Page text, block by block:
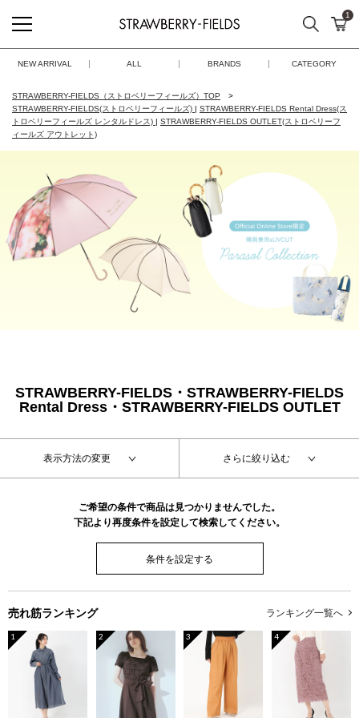
STRAWBERRY-FIELDS
検索 カ
1
NEW ARRIVAL ALL BRANDS CATEGORY
STRAWBERRY-FIELDS（ストロベリーフィールズ）TOP
STRAWBERRY-FIELDS(ストロベリーフィールズ) | STRAWBERRY-FIELDS Rental Dress(ス
トロベリーフィールズ レンタルドレス) | STRAWBERRY-FIELDS OUTLET(ストロベリーフ
ィールズ アウトレット)
STRAWBERRY-FIELDS・STRAWBERRY-FIELDS
Rental Dress・STRAWBERRY-FIELDS OUTLET
表示方法の変更 さらに絞り込む
ご希望の条件で商品は見つかりませんでした。
下記より再度条件を設定して検索してください。
条件を設定する
売れ筋ランキング ランキング一覧へ
1 2 3 4